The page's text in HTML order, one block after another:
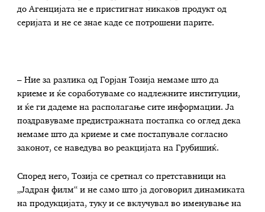
до Агенцијата не е пристигнат никаков продукт од
серијата и не се знае каде се потрошени парите.
– Ние за разлика од Горјан Тозија немаме што да
криеме и ќе соработуваме со надлежните институции,
и ќе ги дадеме на располагање сите информации. Ја
поздравуваме предистражната постапка со оглед дека
немаме што да криеме и сме постапувале согласно
законот, се наведува во реакцијата на Грубишиќ.
Според него, Тозија се сретнал со претставници на
„Јадран филм“ и не само што ја договорил динамиката
на продукцијата, туку и се вклучувал во именување на